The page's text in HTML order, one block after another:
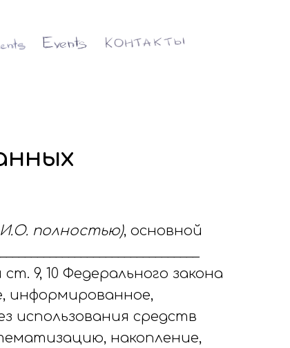
полностью), основной
9, 10 Федерального закона
информированное,
использования средств
накопление,